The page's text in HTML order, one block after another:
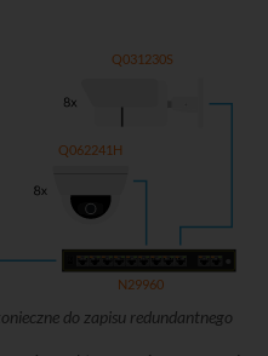
Q031230S
Q062241H
N29960
do zapisu redundantnego